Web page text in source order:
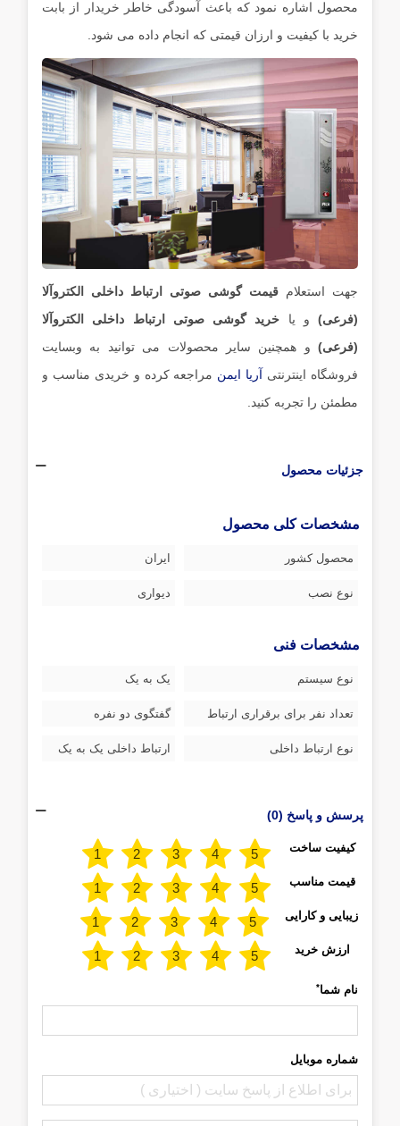
محصول اشاره نمود که باعث آسودگی خاطر خریدار از بابت
خرید با کیفیت و ارزان قیمتی که انجام داده می شود.
جهت استعلام قیمت گوشی صوتی ارتباط داخلی الکتروآلا
(فرعی) و یا خرید گوشی صوتی ارتباط داخلی الکتروآلا
(فرعی) و همچنین سایر محصولات می توانید به وبسایت
فروشگاه اینترنتی آریا ایمن مراجعه کرده و خریدی مناسب و
مطمئن را تجربه کنید.
جزئیات محصول
مشخصات کلی محصول
محصول کشور ایران
نوع نصب دیواری
مشخصات فنی
نوع سیستم یک به یک
تعداد نفر برای برقراری ارتباط گفتگوی دو نفره
نوع ارتباط داخلی ارتباط داخلی یک به یک
پرسش و پاسخ (0)
کیفیت ساخت
قیمت مناسب
زیبایی و کارایی
ارزش خرید
نام شما*
شماره موبایل